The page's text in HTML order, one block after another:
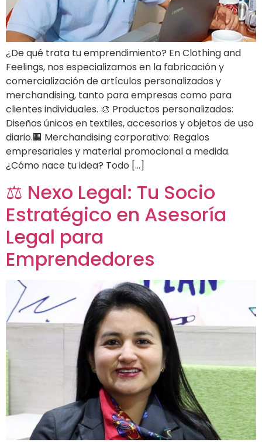
¿De qué trata tu emprendimiento? En Clothing and
Feelings, nos especializamos en la fabricación y
comercialización de artículos personalizados y
merchandising, tanto para empresas como para
clientes individuales. 🎨 Productos personalizados:
Diseños únicos en textiles, accesorios y objetos de uso
diario.🏢 Merchandising corporativo: Regalos
empresariales y material promocional a medida.
¿Cómo nace tu idea? Todo […]
⚖️ Nexo Legal: Tu Socio
Estratégico en Asesoría
Legal para
Emprendedores